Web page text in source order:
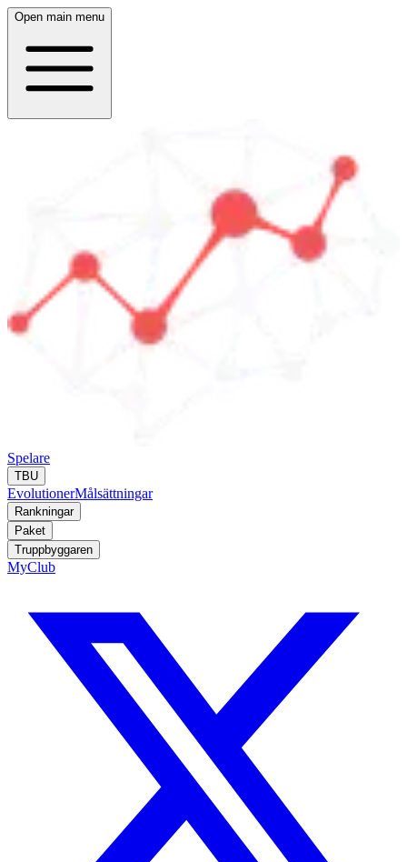
Open main menu
Spelare
TBU
EvolutionerMålsättningar
Rankningar
Paket
Truppbyggaren
MyClub